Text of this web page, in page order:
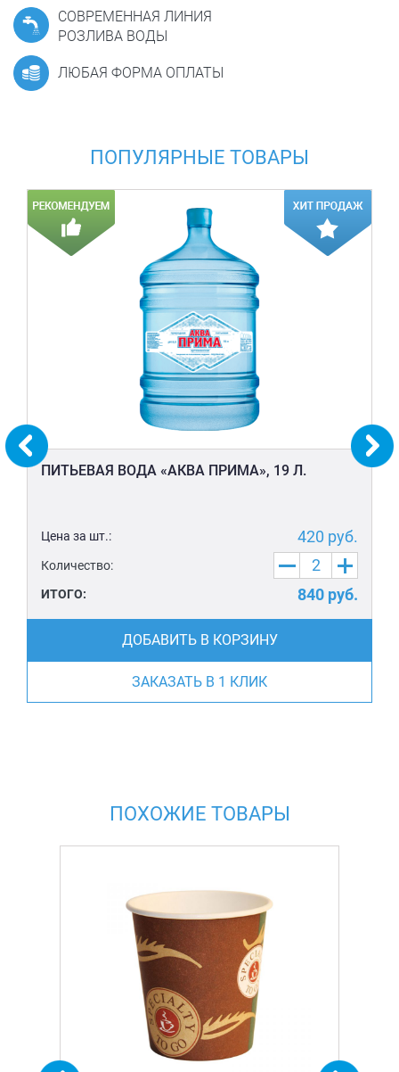
СОВРЕМЕННАЯ ЛИНИЯ
РОЗЛИВА ВОДЫ
ЛЮБАЯ ФОРМА ОПЛАТЫ
ПОПУЛЯРНЫЕ ТОВАРЫ
ПИТЬЕВАЯ ВОДА «АКВА ПРИМА», 19 Л.
Цена за шт.: 420 руб.
Количество:
ИТОГО: 840 руб.
ДОБАВИТЬ В КОРЗИНУ
ЗАКАЗАТЬ В 1 КЛИК
ПОХОЖИЕ ТОВАРЫ